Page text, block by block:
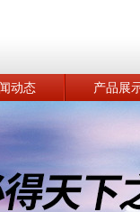
动态 产品展